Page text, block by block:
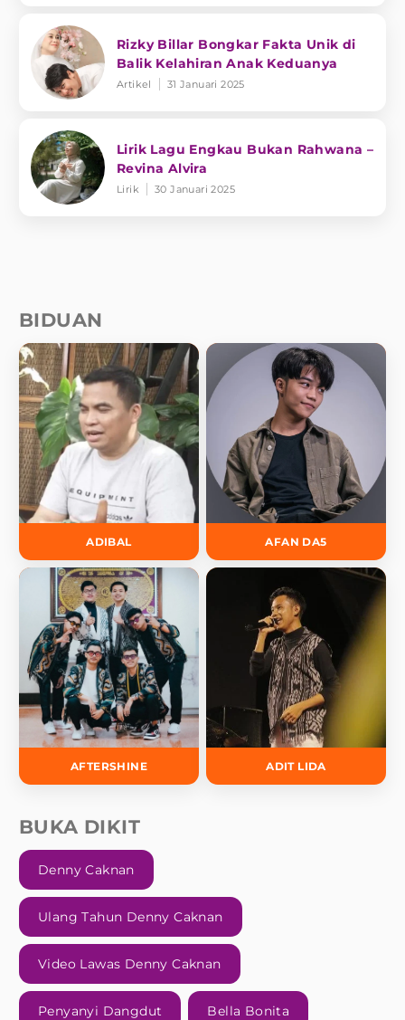
Rizky Billar Bongkar Fakta Unik di
Balik Kelahiran Anak Keduanya
Artikel 31 Januari 2025
Lirik Lagu Engkau Bukan Rahwana –
Revina Alvira
Lirik 30 Januari 2025
BIDUAN
ADIBAL AFAN DA5
AFTERSHINE ADIT LIDA
BUKA DIKIT
Denny Caknan
Ulang Tahun Denny Caknan
Video Lawas Denny Caknan
Penyanyi Dangdut Bella Bonita